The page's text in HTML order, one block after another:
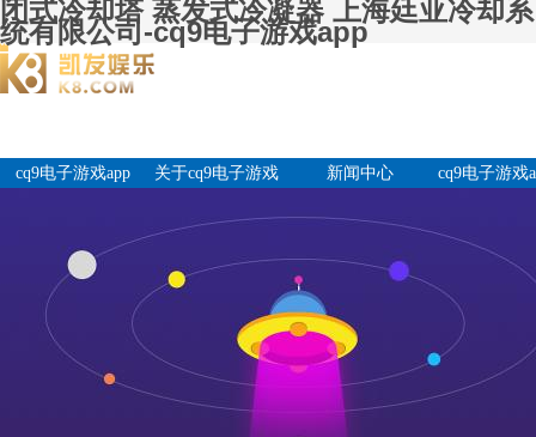
闭式冷却塔 蒸发式冷凝器 上海廷亚冷却系
统有限公司-cq9电子游戏app
cq9电子游戏app
关于cq9电子游戏
新闻中心
cq9电子游戏